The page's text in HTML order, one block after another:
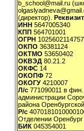
b_school@mail.ru
(директор).
ИНН 5647005340
КПП 564701001
ОГРН 1025602114757
ОКПО 36381124
ОКТМО 53650402
ОКВЭД 80.21.2
ОКФС 14
ОКОПФ 72
ОКОГУ 4210007
Л/с 771090011 в
администрации
района
Р/с
Отделении Оренбург
БИК 045354001